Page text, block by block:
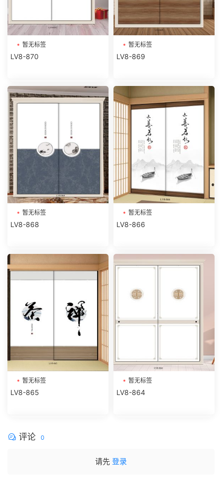
暂无标签
LV8-870
暂无标签
LV8-869
暂无标签
LV8-868
暂无标签
LV8-866
暂无标签
LV8-865
暂无标签
LV8-864
评论 0
请先 登录